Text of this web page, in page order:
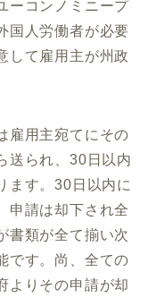
ーコンノミニープ
国人労働者が必要
して雇用主が州政
雇用主宛てにその
送られ、30日以内
ます。30日以内に
申請は却下され全
書類が全て揃い次
です。尚、全ての
よりその申請が却